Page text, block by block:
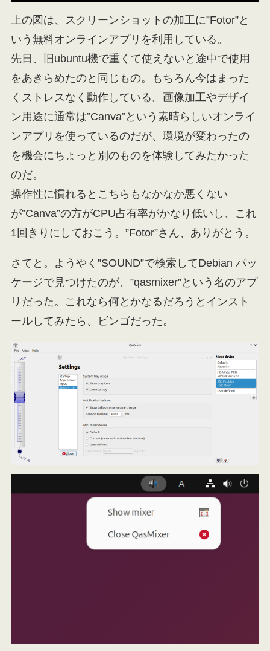
上の図は、スクリーンショットの加工に”Fotor”と
いう無料オンラインアプリを利用している。
先日、旧ubuntu機で重くて使えないと途中で使用
をあきらめたのと同じもの。もちろん今はまった
くストレスなく動作している。画像加工やデザイ
ン用途に通常は”Canva”という素晴らしいオンライ
ンアプリを使っているのだが、環境が変わったの
を機会にちょっと別のものを体験してみたかった
のだ。
操作性に慣れるとこちらもなかなか悪くない
が”Canva”の方がCPU占有率がかなり低いし、これ
1回きりにしておこう。”Fotor”さん、ありがとう。
さてと。ようやく”SOUND”で検索してDebian パッ
ケージで見つけたのが、”qasmixer”という名のアプ
リだった。これなら何とかなるだろうとインスト
ールしてみたら、ビンゴだった。